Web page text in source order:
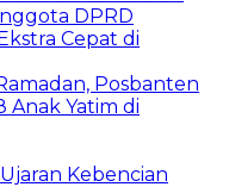
DPRD
Cepat di
Posbanten
Yatim di
Ujaran Kebencian